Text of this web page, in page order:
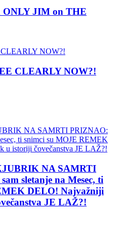
JIM on THE
CLEARLY NOW?!
NA SAMRTI
sletanje na Mesec, ti
DELO! Najvažniji
JE LAŽ?!